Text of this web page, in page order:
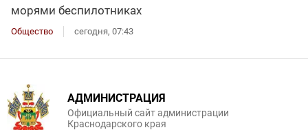
морями беспилотниках
Общество сегодня, 07:43
АДМИНИСТРАЦИЯ
Официальный сайт администрации
Краснодарского края